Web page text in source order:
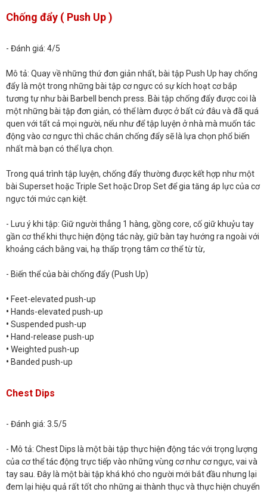
Chống đẩy ( Push Up )
- Đánh giá: 4/5
Mô tả: Quay về những thứ đơn giản nhất, bài tập Push Up hay chống
đẩy là một trong những bài tập cơ ngực có sự kích hoạt cơ bắp
tương tự như bài Barbell bench press. Bài tập chống đẩy được coi là
một những bài tập đơn giản, có thể làm được ở bất cứ đâu và đã quá
quen với tất cả mọi người, nếu như để tập luyện ở nhà mà muốn tác
động vào cơ ngực thì chắc chắn chống đẩy sẽ là lựa chọn phổ biến
nhất mà bạn có thể lựa chọn.
Trong quá trình tập luyện, chống đẩy thường được kết hợp như một
bài Superset hoặc Triple Set hoặc Drop Set để gia tăng áp lực của cơ
ngực tới mức cạn kiệt.
- Lưu ý khi tập: Giữ người thẳng 1 hàng, gồng core, cố giữ khuỷu tay
gần cơ thể khi thực hiện động tác này, giữ bàn tay hướng ra ngoài với
khoảng cách bằng vai, hạ thấp trọng tâm cơ thể từ từ,
- Biến thể của bài chống đẩy (Push Up)
• Feet-elevated push-up
• Hands-elevated push-up
• Suspended push-up
• Hand-release push-up
• Weighted push-up
• Banded push-up
Chest Dips
- Đánh giá: 3.5/5
- Mô tả: Chest Dips là một bài tập thực hiện động tác với trọng lượng
của cơ thể tác động trực tiếp vào những vùng cơ như cơ ngực, vai và
tay sau. Đây là một bài tập khá khó cho người mới bắt đầu nhưng lại
đem lại hiệu quả rất tốt cho những ai thành thục và thực hiện chuyển